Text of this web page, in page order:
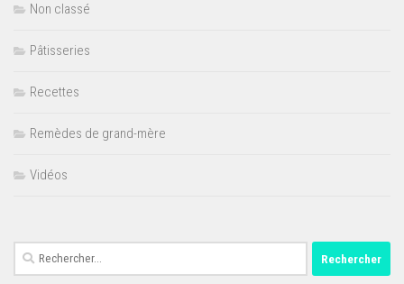
Non classé
Pâtisseries
Recettes
Remèdes de grand-mère
Vidéos
Rechercher :